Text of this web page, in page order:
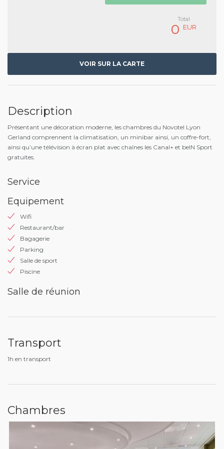
Total
0 EUR
VOIR SUR LA CARTE
Description
Présentant une décoration moderne, les chambres du Novotel Lyon
Gerland comprennent la climatisation, un minibar ainsi, un coffre-fort,
ainsi qu’une télévision à écran plat avec chaînes les Canal+ et beIN Sport
gratuites.
Service
Equipement
Wifi
Restaurant/bar
Bagagerie
Parking
Salle de sport
Piscine
Salle de réunion
Transport
1h en transport
Chambres